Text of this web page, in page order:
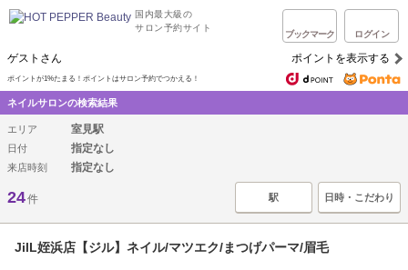
国内最大級の
サロン予約サイト
ブックマーク ログイン
ゲストさん ポイントを表示する
ポイントが1%たまる！ポイントはサロン予約でつかえる！
ネイルサロンの検索結果
エリア 室見駅
日付 指定なし
来店時刻 指定なし
24件 駅 日時・こだわり
JilL姪浜店【ジル】ネイル/マツエク/まつげパーマ/眉毛